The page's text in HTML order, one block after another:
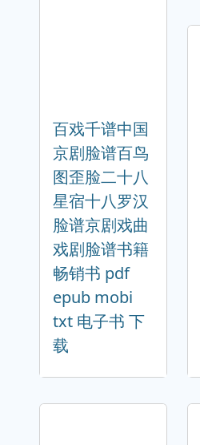
百戏千谱中国
京剧脸谱百鸟
图歪脸二十八
星宿十八罗汉
脸谱京剧戏曲
戏剧脸谱书籍
畅销书 pdf
epub mobi
txt 电子书 下
载